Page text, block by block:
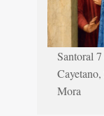
Santoral
Mora